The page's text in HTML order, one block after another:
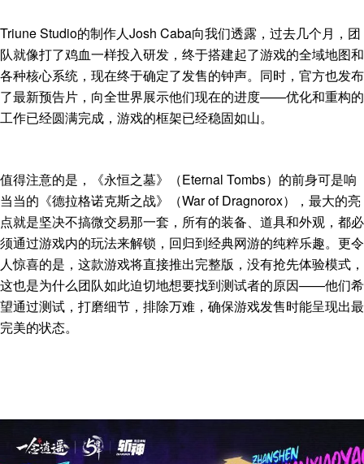
Triune Studio的制作人Josh Caba向我们透露，过去几个月，团
队就像打了鸡血一样投入研发，终于搭建起了游戏的全域地图和
各种核心系统，现在终于确定了发售的钟声。同时，官方也发布
了最新预告片，向全世界展示他们现在的进度——优化和重构的
工作已经圆满完成，游戏的框架已经稳固如山。
值得注意的是，《永恒之墓》（Eternal Tombs）的前身可是响
当当的《德拉格诺克斯之战》（War of Dragnorox），最大的亮
点就是坚决不搞微交易那一套，所有的装备、道具和外观，都必
须通过游戏内的玩法来解锁，回归到经典网游的纯粹乐趣。更令
人惊喜的是，这款游戏将直接推出完整版，没有抢先体验模式，
这也是为什么团队如此迫切地想要找到测试者的原因——他们希
望通过测试，打磨细节，排除万难，确保游戏发售时能呈现出最
完美的状态。